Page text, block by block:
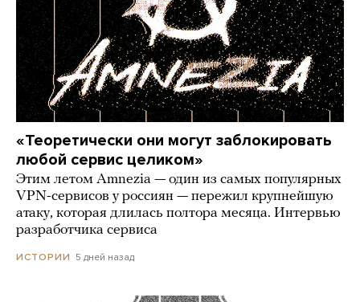
«Теоретически они могут заблокировать
любой сервис целиком»
Этим летом Amnezia — один из самых популярных
VPN-сервисов у россиян — пережил крупнейшую
атаку, которая длилась полтора месяца. Интервью
разработчика сервиса
ИСТОРИИ 5 дней назад